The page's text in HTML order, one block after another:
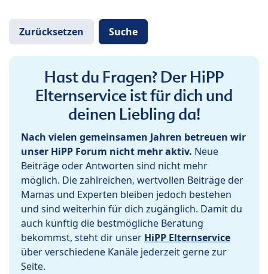
Hast du Fragen? Der HiPP
Elternservice ist für dich und
deinen Liebling da!
Nach vielen gemeinsamen Jahren betreuen wir
unser HiPP Forum nicht mehr aktiv. Neue
Beiträge oder Antworten sind nicht mehr
möglich. Die zahlreichen, wertvollen Beiträge der
Mamas und Experten bleiben jedoch bestehen
und sind weiterhin für dich zugänglich. Damit du
auch künftig die bestmögliche Beratung
bekommst, steht dir unser HiPP Elternservice
über verschiedene Kanäle jederzeit gerne zur
Seite.